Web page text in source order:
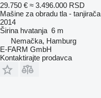
29.750 € ≈ 3.496.000 RSD
Mašine za obradu tla - tanjirača
2014
Širina hvatanja 6 m
Nemačka, Hamburg
E-FARM GmbH
Kontaktirajte prodavca